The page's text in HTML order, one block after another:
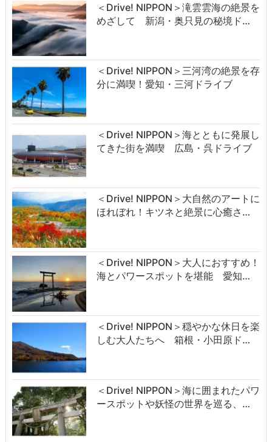
＜Drive! NIPPON＞滝雲雲海の絶景を
めざして 新潟・奥只見の秘境ド…
＜Drive! NIPPON＞三河湾の絶景を存
分に満喫！愛知・三河ドライブ
＜Drive! NIPPON＞海とともに発展し
てきた街を満喫 広島・呉ドライブ
＜Drive! NIPPON＞大自然のアートに
ほれぼれ！キツネと絶景に心癒さ…
＜Drive! NIPPON＞大人におすすめ！
海とパワースポットを堪能 愛知…
＜Drive! NIPPON＞穏やかな休日を楽
しむ大人たちへ 箱根・小田原ド…
＜Drive! NIPPON＞海に囲まれたパワ
ースポットや妖怪の世界を巡る、…